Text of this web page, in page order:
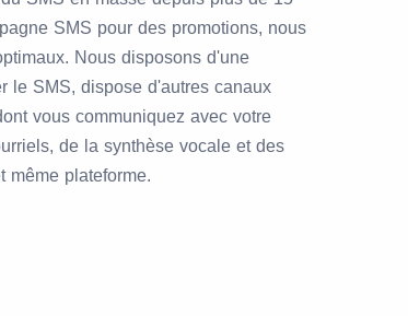
SMS pour des promotions, nous
Nous disposons d'une
le SMS, dispose d'autres canaux
vous communiquez avec votre
de la synthèse vocale et des
même plateforme.